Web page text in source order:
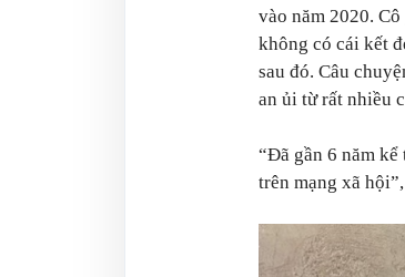
vào năm 2020.
không có cái kết
sau đó. Câu
an ủi từ rất nhiều
“Đã gần 6 năm
trên mạng xã hội”